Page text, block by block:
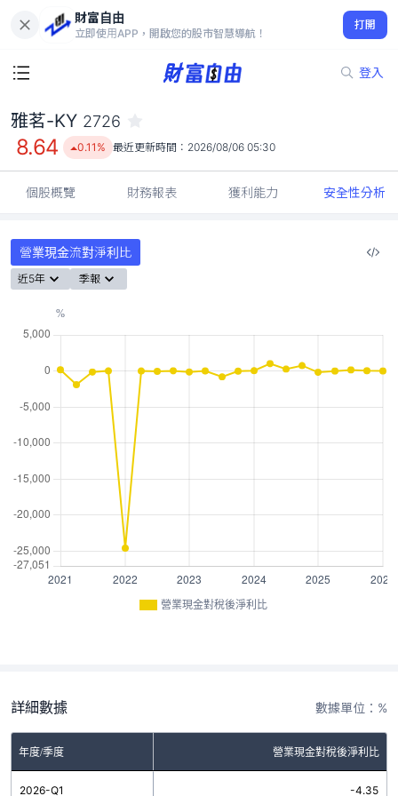
財富自由
立即使用APP，開啟您的股市智慧導航！
打開
登入
8.64
0.11%
雅茗-KY 2726
8.64 0.11% 最近更新時間： 2026/08/06 05:30
個股概覽 財務報表 獲利能力 安全性分析
營業現金流對淨利比
近5年 季報
營業現金對稅後淨利比
詳細數據 數據單位：%
年度/季度 營業現金對稅後淨利比
2026-Q1 -4.35